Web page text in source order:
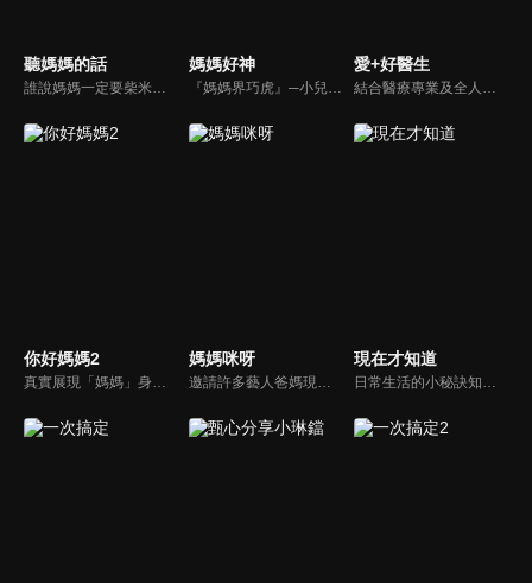
聽媽媽的話 媽媽好神 愛+好醫生
你好媽媽2
真實展現「媽媽」身份的更多社會觸角，探討對「媽媽」概念的時代定義，探訪更多的當代媽媽。每期走進嘉賓生活，探討母親在家庭中、在自己生命中的位置。
媽媽咪呀
邀請許多藝人爸媽現身說法，與相關專家顧問共同討論分享，以談話的方式進行，對一人爸媽和名人家庭教育有興趣的朋友一定不能錯過。
現在才知道
日常生活的小秘訣知多少？由理財專家賴憲政、美麗人妻季芹，用貼近民心的實際案例、最新時事的話題來分析研討，讓你了解生活中的理財消費、民生、旅遊等問題。